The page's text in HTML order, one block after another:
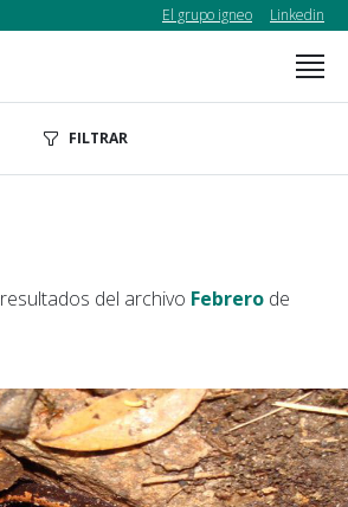
El grupo igneo Linkedin
FILTRAR
resultados del archivo Febrero de